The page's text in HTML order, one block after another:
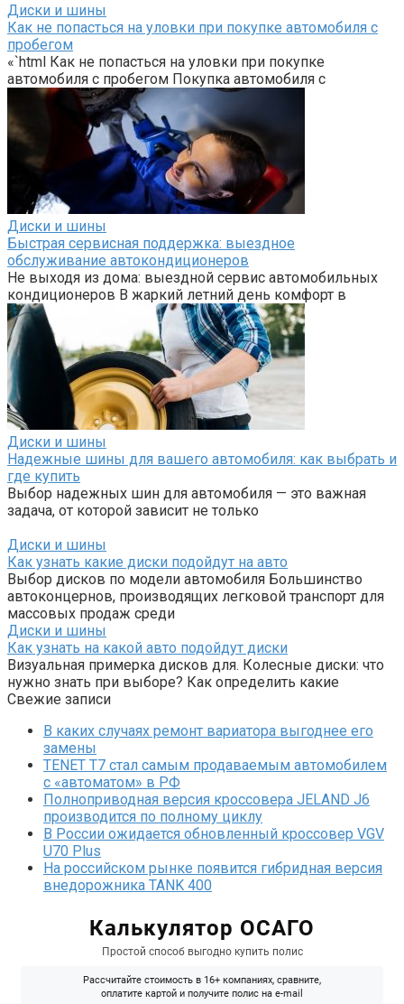
Диски и шины
Как не попасться на уловки при покупке автомобиля с
пробегом
«`html Как не попасться на уловки при покупке
автомобиля с пробегом Покупка автомобиля с
Диски и шины
Быстрая сервисная поддержка: выездное
обслуживание автокондиционеров
Не выходя из дома: выездной сервис автомобильных
кондиционеров В жаркий летний день комфорт в
Диски и шины
Надежные шины для вашего автомобиля: как выбрать и
где купить
Выбор надежных шин для автомобиля — это важная
задача, от которой зависит не только
Диски и шины
Как узнать какие диски подойдут на авто
Выбор дисков по модели автомобиля Большинство
автоконцернов, производящих легковой транспорт для
массовых продаж среди
Диски и шины
Как узнать на какой авто подойдут диски
Визуальная примерка дисков для. Колесные диски: что
нужно знать при выборе? Как определить какие
Свежие записи
В каких случаях ремонт вариатора выгоднее его
замены
TENET T7 стал самым продаваемым автомобилем
с «автоматом» в РФ
Полноприводная версия кроссовера JELAND J6
производится по полному циклу
В России ожидается обновленный кроссовер VGV
U70 Plus
На российском рынке появится гибридная версия
внедорожника TANK 400